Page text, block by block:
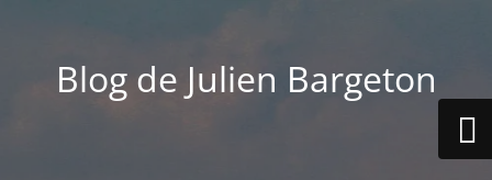
Blog de Julien Bargeton